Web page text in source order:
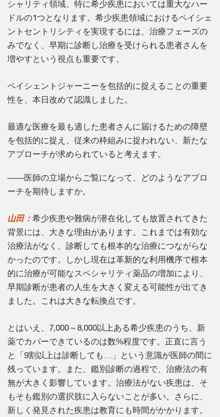
シャリティ領域、特に希少疾患においては重大なハー
ドルの1つとなります。希少疾患領域におけるペイシェ
ントセントリシティを実現するには、治療フェーズの
みでなく、早期に診断し治療を受けられる患者さんを
増やすという視点も重要です。
ペイシェントジャーニーを包括的に捉えることの重要
性を、本日改めて認識しました。
最適な医療を最も適した患者さんに届けるための障壁
を包括的に捉え、従来の枠組みに捉われない、新たな
アプローチが求められていると考えます。
――医師の立場からご覧になって、どのようなアプロ
ーチを期待しますか。
山田： 希少疾患や難病が潜在化しても放置されてきた
背景には、大きな理由があります。これまでは有効な
治療法がなく、診断しても根本的な治療につながらな
かったのです。しかし現在は革新的な利用機序で根本
的に治療が可能なスペシャリティ薬品の増加により、
早期診断が患者の人生を大きく変える可能性が出てき
ました。これは大きな転換点です。
とはいえ、7,000～8,000以上ある希少疾患のうち、新
薬でカバーできているのは数%程度です。正直に言う
と「9割以上は診断しても…」という意識が医師の間に
残っています。また、鑑別診断の過程で、治療法の有
無が大きく影響しています。治療法がない疾患は、そ
もそも鑑別の選択肢に入らないことが多い。さらに、
新しく発見された疾患は教育にも時間がかかります。